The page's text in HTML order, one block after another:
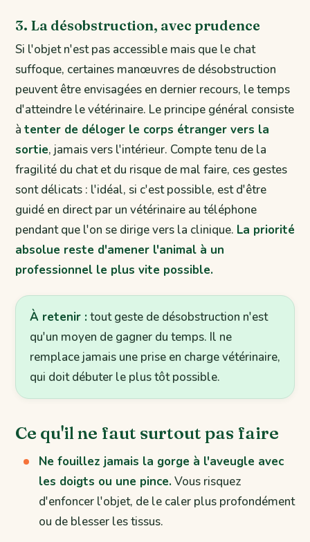
3. La désobstruction, avec prudence
Si l'objet n'est pas accessible mais que le chat
suffoque, certaines manœuvres de désobstruction
peuvent être envisagées en dernier recours, le temps
d'atteindre le vétérinaire. Le principe général consiste
à tenter de déloger le corps étranger vers la
sortie, jamais vers l'intérieur. Compte tenu de la
fragilité du chat et du risque de mal faire, ces gestes
sont délicats : l'idéal, si c'est possible, est d'être
guidé en direct par un vétérinaire au téléphone
pendant que l'on se dirige vers la clinique. La priorité
absolue reste d'amener l'animal à un
professionnel le plus vite possible.
À retenir : tout geste de désobstruction n'est
qu'un moyen de gagner du temps. Il ne
remplace jamais une prise en charge vétérinaire,
qui doit débuter le plus tôt possible.
Ce qu'il ne faut surtout pas faire
Ne fouillez jamais la gorge à l'aveugle avec
les doigts ou une pince.Vous risquez
d'enfoncer l'objet, de le caler plus profondément
ou de blesser les tissus.